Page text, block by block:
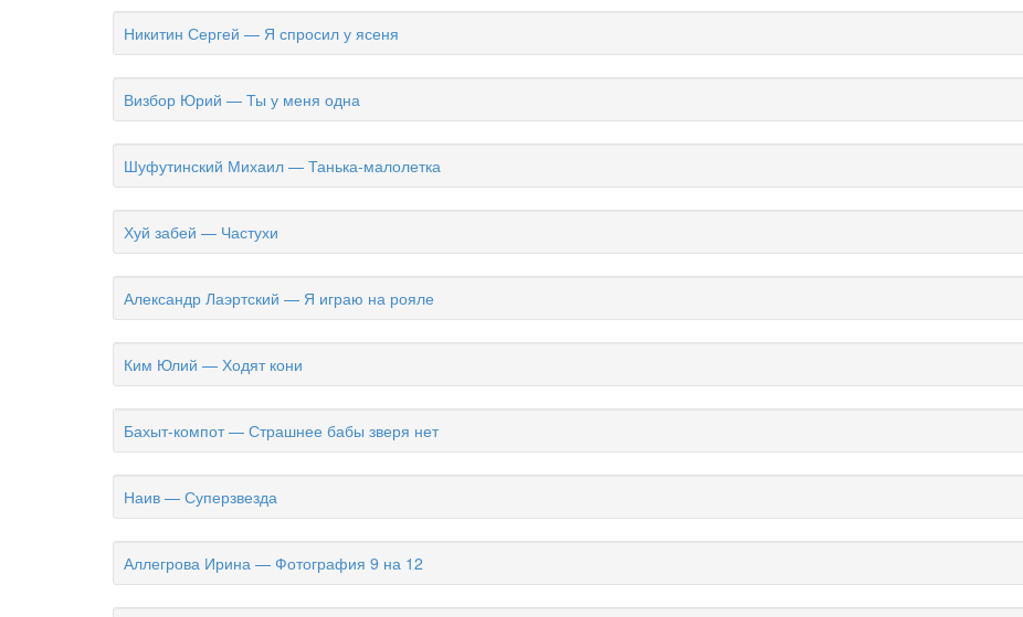
Никитин Сергей — Я спросил у ясеня
Визбор Юрий — Ты у меня одна
Шуфутинский Михаил — Танька-малолетка
Хуй забей — Частухи
Александр Лаэртский — Я играю на рояле
Ким Юлий — Ходят кони
Бахыт-компот — Страшнее бабы зверя нет
Наив — Суперзвезда
Аллегрова Ирина — Фотография 9 на 12